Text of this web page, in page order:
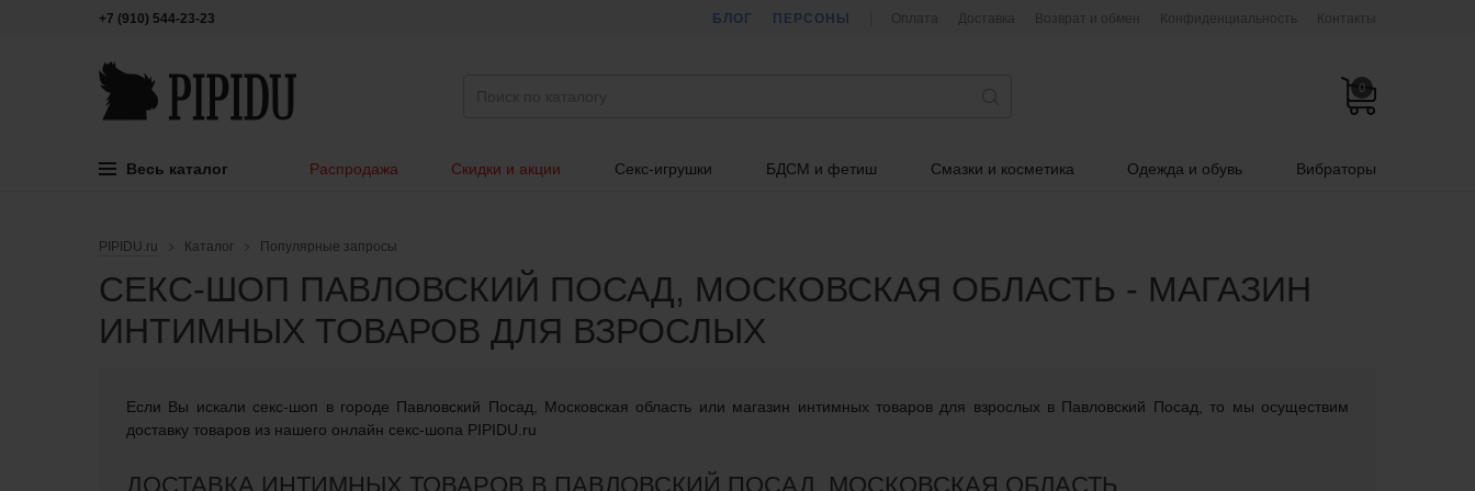
+7 (910) 544-23-23 БЛОГ ПЕРСОНЫ Оплата Доставка Возврат и обмен Конфиденциальность Контакты
0
Весь каталог Распродажа Скидки и акции Секс-игрушки БДСМ и фетиш Смазки и косметика Одежда и обувь Вибраторы
PIPIDU.ru Каталог Популярные запросы
СЕКС-ШОП ПАВЛОВСКИЙ ПОСАД, МОСКОВСКАЯ ОБЛАСТЬ - МАГАЗИН
ИНТИМНЫХ ТОВАРОВ ДЛЯ ВЗРОСЛЫХ
Если Вы искали cекс-шоп в городе Павловский Посад, Московская область или магазин интимных товаров для взрослых в Павловский Посад, то мы осуществим
доставку товаров из нашего онлайн секс-шопа PIPIDU.ru
ДОСТАВКА ИНТИМНЫХ ТОВАРОВ В ПАВЛОВСКИЙ ПОСАД, МОСКОВСКАЯ ОБЛАСТЬ